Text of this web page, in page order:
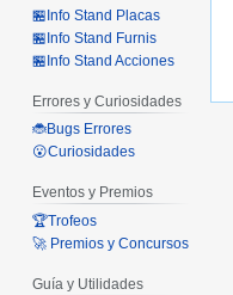
🏪Info Stand Placas
🏪Info Stand Furnis
🏪Info Stand Acciones
Errores y Curiosidades
🐞Bugs Errores
😮Curiosidades
Eventos y Premios
🏆Trofeos
🚀 Premios y Concursos
Guía y Utilidades